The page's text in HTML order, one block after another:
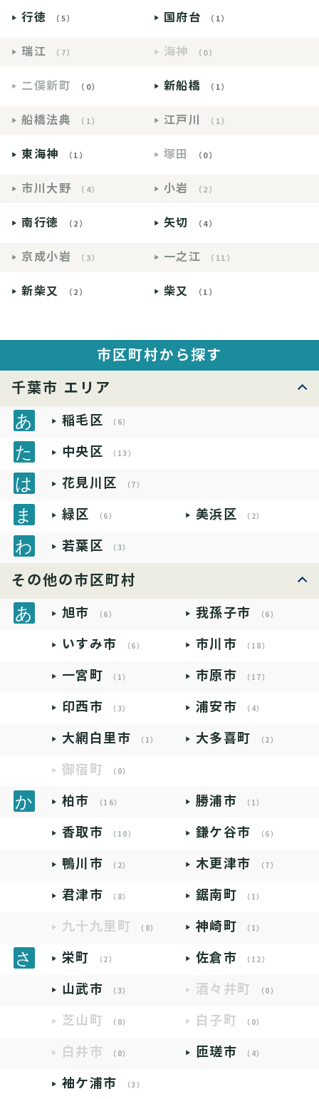
行徳 （5） 国府台 （1）
瑞江 （7） 海神 （0）
二俣新町 （0） 新船橋 （1）
船橋法典 （1） 江戸川 （1）
東海神 （1） 塚田 （0）
市川大野 （4） 小岩 （2）
南行徳 （2） 矢切 （4）
京成小岩 （3） 一之江 （11）
新柴又 （2） 柴又 （1）
市区町村から探す
千葉市 エリア
稲毛区 （6）
中央区 （13）
花見川区 （7）
緑区 （6） 美浜区 （2）
若葉区 （3）
その他の市区町村
旭市 （6） 我孫子市 （6）
いすみ市 （6） 市川市 （18）
一宮町 （1） 市原市 （17）
印西市 （3） 浦安市 （4）
大網白里市 （1） 大多喜町 （2）
御宿町 （0）
柏市 （16） 勝浦市 （1）
香取市 （10） 鎌ケ谷市 （6）
鴨川市 （2） 木更津市 （7）
君津市 （8） 鋸南町 （1）
九十九里町 （0） 神崎町 （1）
栄町 （2） 佐倉市 （12）
山武市 （3） 酒々井町 （0）
芝山町 （0） 白子町 （0）
白井市 （0） 匝瑳市 （4）
袖ケ浦市 （3）